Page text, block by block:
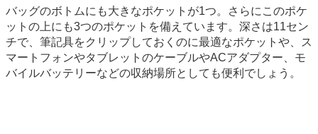
バッグのボトムにも大きなポケットが1つ。さらにこのポケ
ットの上にも3つのポケットを備えています。深さは11セン
チで、筆記具をクリップしておくのに最適なポケットや、ス
マートフォンやタブレットのケーブルやACアダプター、モ
バイルバッテリーなどの収納場所としても便利でしょう。